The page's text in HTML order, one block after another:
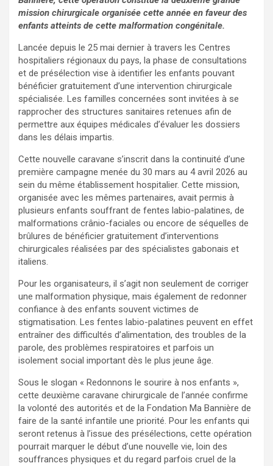
mission chirurgicale organisée cette année en faveur des
enfants atteints de cette malformation congénitale.
Lancée depuis le 25 mai dernier à travers les Centres
hospitaliers régionaux du pays, la phase de consultations
et de présélection vise à identifier les enfants pouvant
bénéficier gratuitement d’une intervention chirurgicale
spécialisée. Les familles concernées sont invitées à se
rapprocher des structures sanitaires retenues afin de
permettre aux équipes médicales d’évaluer les dossiers
dans les délais impartis.
Cette nouvelle caravane s’inscrit dans la continuité d’une
première campagne menée du 30 mars au 4 avril 2026 au
sein du même établissement hospitalier. Cette mission,
organisée avec les mêmes partenaires, avait permis à
plusieurs enfants souffrant de fentes labio-palatines, de
malformations crânio-faciales ou encore de séquelles de
brûlures de bénéficier gratuitement d’interventions
chirurgicales réalisées par des spécialistes gabonais et
italiens.
Pour les organisateurs, il s’agit non seulement de corriger
une malformation physique, mais également de redonner
confiance à des enfants souvent victimes de
stigmatisation. Les fentes labio-palatines peuvent en effet
entraîner des difficultés d’alimentation, des troubles de la
parole, des problèmes respiratoires et parfois un
isolement social important dès le plus jeune âge.
Sous le slogan « Redonnons le sourire à nos enfants »,
cette deuxième caravane chirurgicale de l’année confirme
la volonté des autorités et de la Fondation Ma Bannière de
faire de la santé infantile une priorité. Pour les enfants qui
seront retenus à l’issue des présélections, cette opération
pourrait marquer le début d’une nouvelle vie, loin des
souffrances physiques et du regard parfois cruel de la